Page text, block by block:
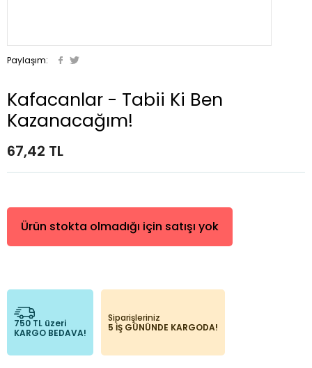
Paylaşım:
Kafacanlar - Tabii Ki Ben
Kazanacağım!
67,42 TL
Ürün stokta olmadığı için satışı yok
750 TL üzeri
KARGO BEDAVA!
Siparişleriniz
5 İŞ GÜNÜNDE KARGODA!